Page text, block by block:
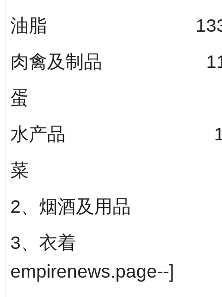
油脂
肉禽及制品
蛋
水产品
菜
2、烟酒及用品
3、衣着 95.9
empirenews.page--]